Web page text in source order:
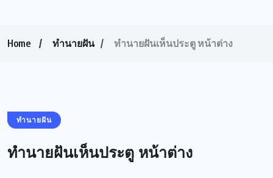
Home ทำนายฝัน ทำนายฝันเห็นประตู หน้าต่าง
ทำนายฝัน
ทำนายฝันเห็นประตู หน้าต่าง